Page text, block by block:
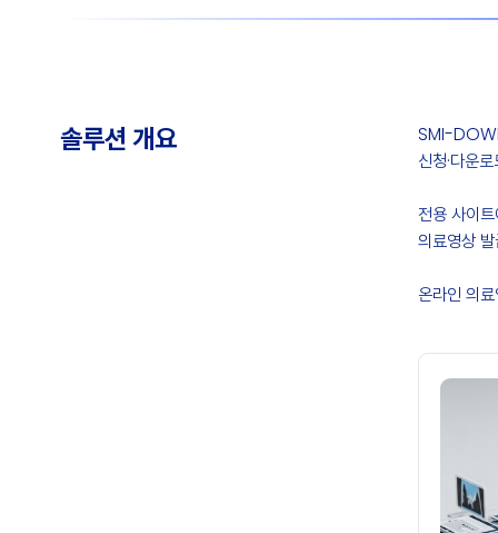
솔루션 개요
SMI-
신청·다운
전용 사이
의료영상
온라인 의